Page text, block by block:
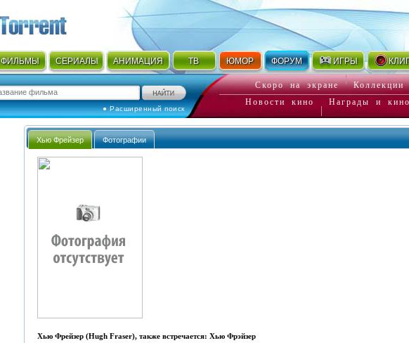
ФИЛЬМЫ СЕРИАЛЫ АНИМАЦИЯ ТВ ЮМОР ФОРУМ ИГРЫ
● Расширенный поиск
Скоро на экране Коллекции
Новости кино
Награды и
Хью Фрейзер Фотографии
Хью Фрейзер (Hugh Fraser), также встречается: Хью Фрэйзер